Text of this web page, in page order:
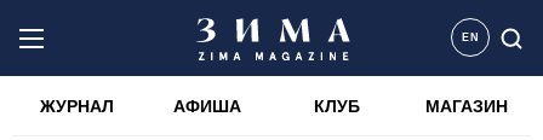
EN
ЖУРНАЛ АФИША КЛУБ МАГАЗИН